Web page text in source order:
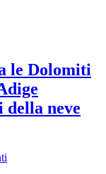
le Dolomiti
della neve